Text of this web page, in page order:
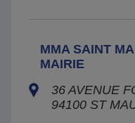
MMA SAINT
MAIRIE
36 AVENUE
94100 ST